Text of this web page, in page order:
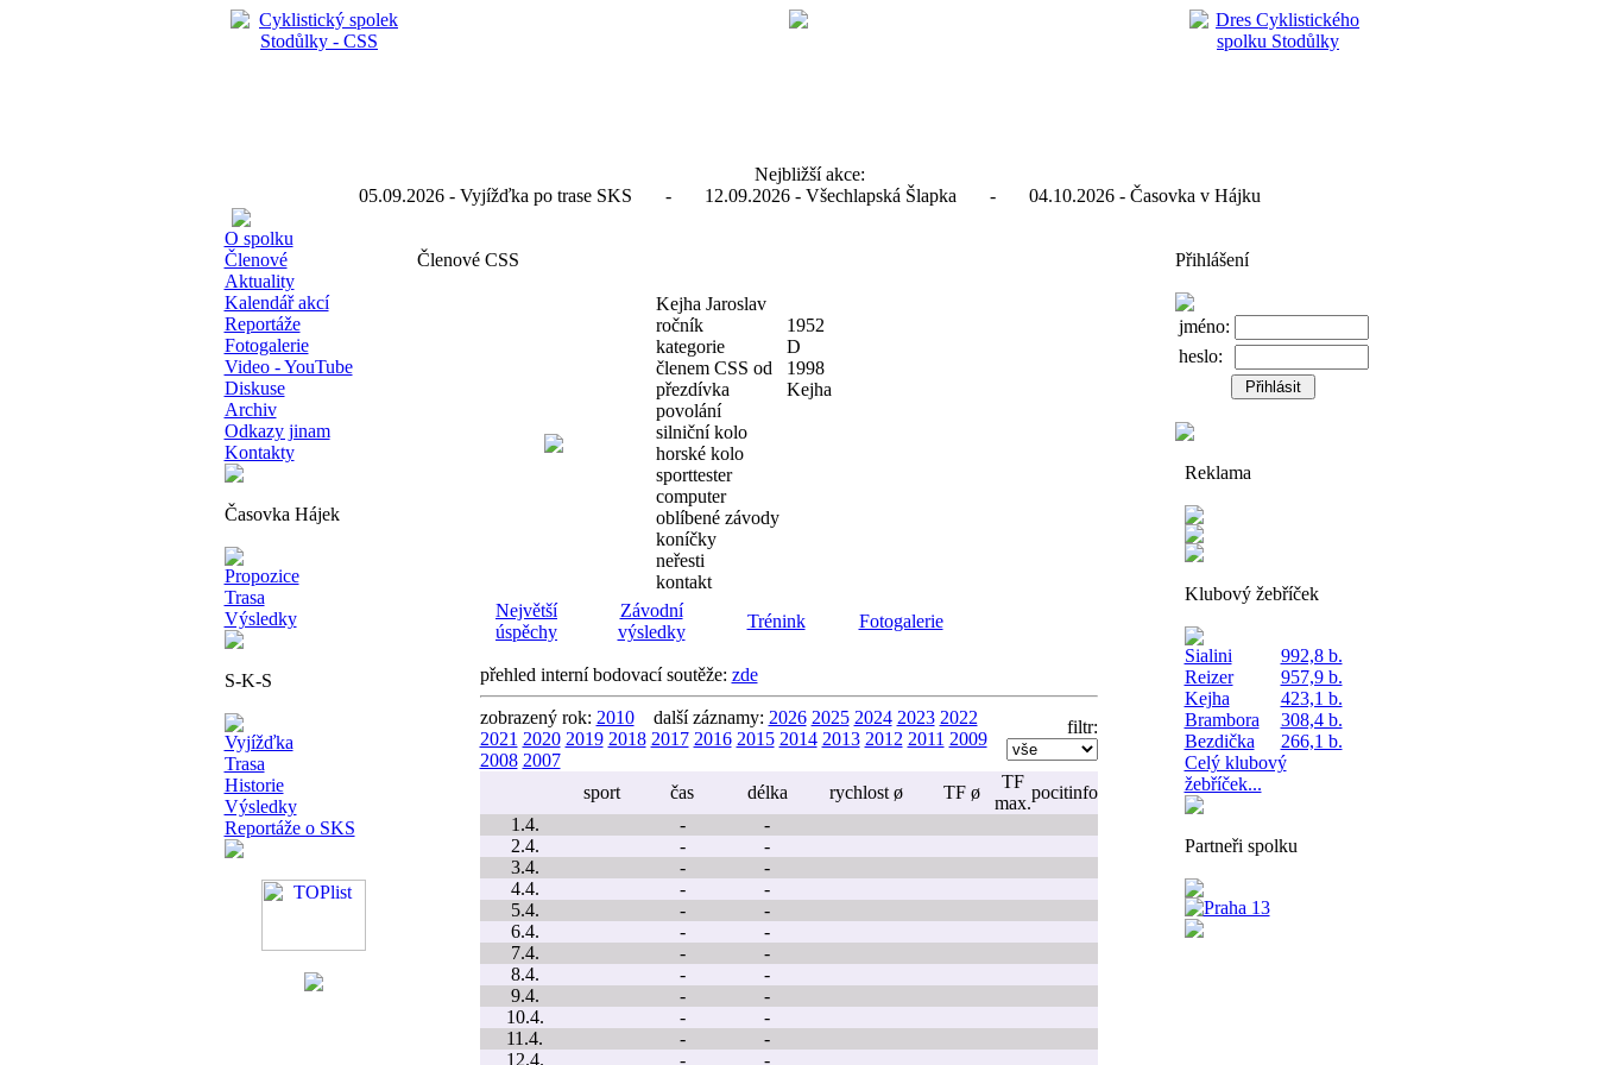
Nejbližší akce:
05.09.2026 - Vyjížďka po trase SKS - 12.09.2026 - Všechlapská Šlapka - 04.10.2026 - Časovka v Hájku
O spolku
Členové
Aktuality
Kalendář akcí
Reportáže
Fotogalerie
Video - YouTube
Diskuse
Archiv
Odkazy jinam
Kontakty
Časovka Hájek
Propozice
Trasa
Výsledky
S-K-S
Vyjížďka
Trasa
Historie
Výsledky
Reportáže o SKS
Členové CSS
Kejha Jaroslav
ročník
1952
kategorie
D
členem CSS od
1998
přezdívka
Kejha
povolání
silniční kolo
horské kolo
sporttester
computer
oblíbené závody
koníčky
neřesti
kontakt
Největší
úspěchy
Závodní
výsledky
Trénink Fotogalerie
přehled interní bodovací soutěže: zde
zobrazený rok: 2010další záznamy: 2026 2025 2024 2023 2022
2021 2020 2019 2018 2017 2016 2015 2014 2013 2012 2011 2009
2008 2007
filtr:
sport čas délka rychlost ø TF ø
TF
max.
pocitinfo
1.4.
-
-
2.4.
-
-
3.4.
-
-
4.4.
-
-
5.4.
-
-
6.4.
-
-
7.4.
-
-
8.4.
-
-
9.4.
-
-
10.4.
-
-
11.4.
-
-
12.4.
- -
Přihlášení
jméno:
heslo:
Reklama
Klubový žebříček
Sialini
992,8 b.
Reizer
957,9 b.
Kejha
423,1 b.
Brambora
308,4 b.
Bezdička
266,1 b.
Celý klubový
žebříček...
Partneři spolku